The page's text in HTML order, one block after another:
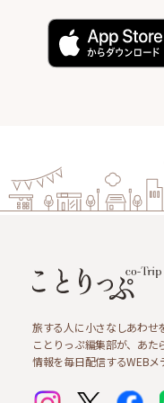
旅する人に小さなしあわせ
ことりっぷ編集部が、あた
情報を毎日配信するWEBメ